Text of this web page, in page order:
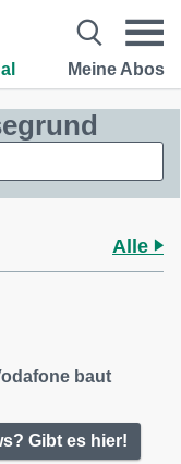
Meine Abos
Alle
baut
Gibt es hier!